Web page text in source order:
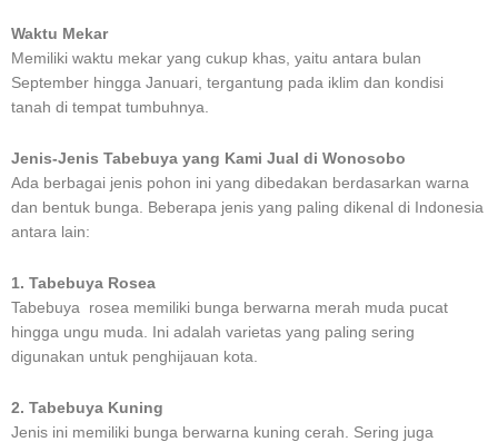
Waktu Mekar
Memiliki waktu mekar yang cukup khas, yaitu antara bulan
September hingga Januari, tergantung pada iklim dan kondisi
tanah di tempat tumbuhnya.
Jenis-Jenis Tabebuya yang Kami Jual di Wonosobo
Ada berbagai jenis pohon ini yang dibedakan berdasarkan warna
dan bentuk bunga. Beberapa jenis yang paling dikenal di Indonesia
antara lain:
1. Tabebuya Rosea
Tabebuya rosea memiliki bunga berwarna merah muda pucat
hingga ungu muda. Ini adalah varietas yang paling sering
digunakan untuk penghijauan kota.
2. Tabebuya Kuning
Jenis ini memiliki bunga berwarna kuning cerah. Sering juga